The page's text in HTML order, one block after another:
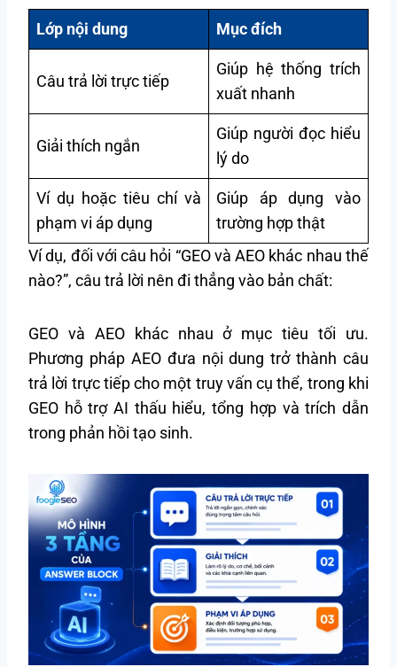
Lớp nội dung Mục đích
Câu trả lời trực tiếp
Giúp hệ thống trích
xuất nhanh
Giải thích ngắn
Giúp người đọc hiểu
lý do
Ví dụ hoặc tiêu chí và
phạm vi áp dụng
Giúp áp dụng vào
trường hợp thật
Ví dụ, đối với câu hỏi “GEO và AEO khác nhau thế
nào?”, câu trả lời nên đi thẳng vào bản chất:
GEO và AEO khác nhau ở mục tiêu tối ưu.
Phương pháp AEO đưa nội dung trở thành câu
trả lời trực tiếp cho một truy vấn cụ thể, trong khi
GEO hỗ trợ AI thấu hiểu, tổng hợp và trích dẫn
trong phản hồi tạo sinh.